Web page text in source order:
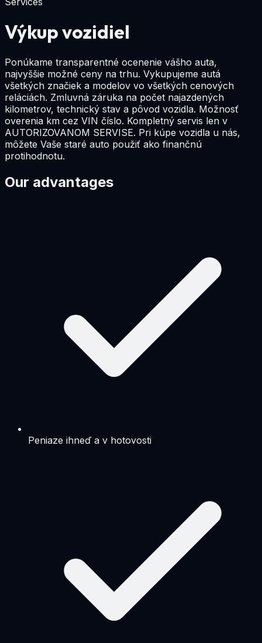
Výkup vozidiel
Ponúkame transparentné ocenenie vášho auta,
najvyššie možné ceny na trhu. Vykupujeme autá
všetkých značiek a modelov vo všetkých cenových
reláciách. Zmluvná záruka na počet najazdených
kilometrov, technický stav a pôvod vozidla. Možnosť
overenia km cez VIN číslo. Kompletný servis len v
AUTORIZOVANOM SERVISE. Pri kúpe vozidla u nás,
môžete Vaše staré auto použiť ako finančnú
protihodnotu.
Our advantages
Peniaze ihneď a v hotovosti